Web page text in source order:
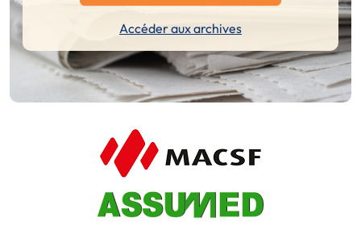
Accéder aux archives